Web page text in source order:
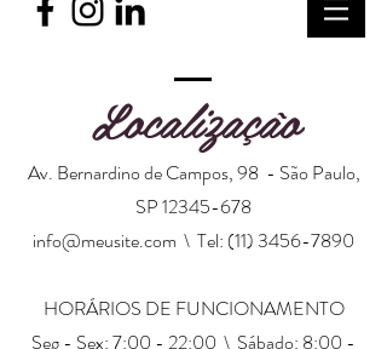
Localização
Av. Bernardino de Campos, 98 - São Paulo,
SP12345-678
info@meusite.com \ Tel: (11) 3456-7890
HORÁRIOS DE FUNCIONAMENTO
Seg - Sex: 7:00 - 22:00 \ ​​Sábado: 8:00 -